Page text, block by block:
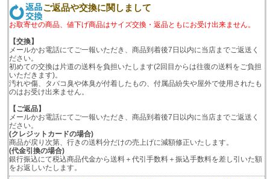
ご返品や交換に関しまして
お取寄せの商品、値下げ商品はサイズ交換・返品ともにお受け出来ません。
【交換】
メールかお電話にてご一報いただき、商品到着後7日以内に当店までご返送く
ださい。
初めての交換は片道の送料を負担いたします(2回目からは往復の送料をご負担
いただきます)。
汚れや傷、タバコ臭や体臭が付着したもの、付属品紛失や屋外で使用されたも
のはお受け出来ません。
【ご返品】
メールかお電話にてご一報いただき、商品到着後7日以内に当店までご返送く
ださい。
(クレジットカードの場合)
商品が戻り次第、行きの送料分だけの売上げに減額修正いたします。
(代金引換の場合)
銀行振込にて税込商品代金から送料＋代引手数料＋振込手数料を差し引いた額
をお返しいたします。